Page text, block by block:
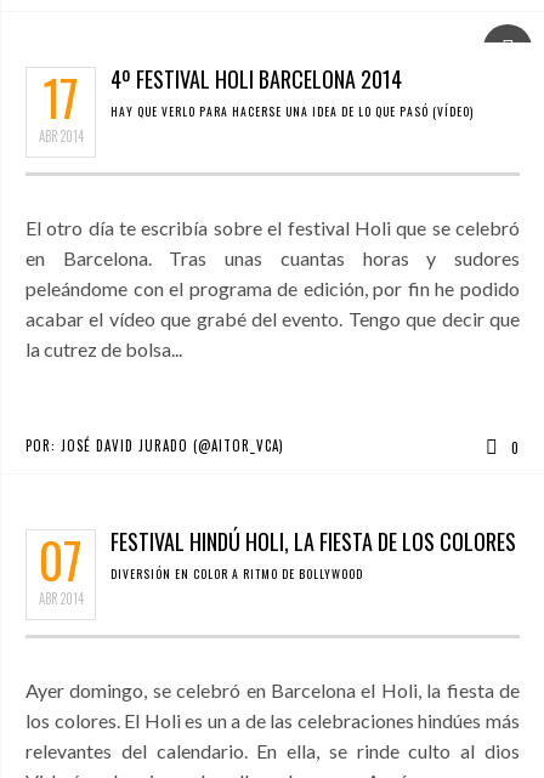
17
ABR2014
4º FESTIVAL HOLI BARCELONA 2014
HAY QUE VERLO PARA HACERSE UNA IDEA DE LO QUE PASÓ (VÍDEO)
El otro día te escribía sobre el festival Holi que se celebró
en Barcelona. Tras unas cuantas horas y sudores
peleándome con el programa de edición, por fin he podido
acabar el vídeo que grabé del evento. Tengo que decir que
la cutrez de bolsa...
POR: JOSÉ DAVID JURADO (@AITOR_VCA) 0
07
ABR2014
FESTIVAL HINDÚ HOLI, LA FIESTA DE LOS COLORES
DIVERSIÓN EN COLOR A RITMO DE BOLLYWOOD
Ayer domingo, se celebró en Barcelona el Holi, la fiesta de
los colores. El Holi es un a de las celebraciones hindúes más
relevantes del calendario. En ella, se rinde culto al dios